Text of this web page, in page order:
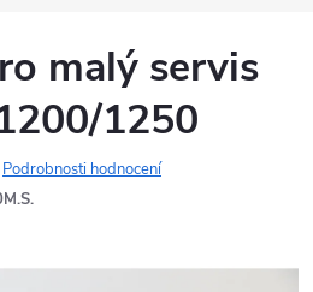
malý servis
1250
Podrobnosti hodnocení